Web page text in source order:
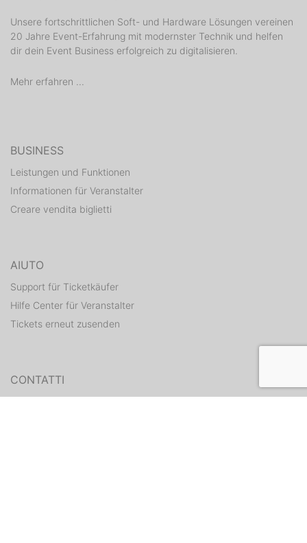
Unsere fortschrittlichen Soft- und Hardware Lösungen vereinen
20 Jahre Event-Erfahrung mit modernster Technik und helfen
dir dein Event Business erfolgreich zu digitalisieren.
Mehr erfahren ...
BUSINESS
Leistungen und Funktionen
Informationen für Veranstalter
Creare vendita biglietti
AIUTO
Support für Ticketkäufer
Hilfe Center für Veranstalter
Tickets erneut zusenden
CONTATTI